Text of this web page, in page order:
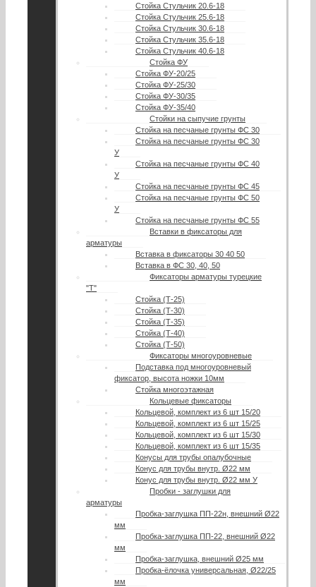
Стойка Стульчик 20.6-18
Стойка Стульчик 25.6-18
Стойка Стульчик 30.6-18
Стойка Стульчик 35.6-18
Стойка Стульчик 40.6-18
Стойка ФУ
Стойка ФУ-20/25
Стойка ФУ-25/30
Стойка ФУ-30/35
Стойка ФУ-35/40
Стойки на сыпучие грунты
Стойка на песчаные грунты ФС 30
Стойка на песчаные грунты ФС 30
У
Стойка на песчаные грунты ФС 40
У
Стойка на песчаные грунты ФС 45
Стойка на песчаные грунты ФС 50
У
Стойка на песчаные грунты ФС 55
Вставки в фиксаторы для
арматуры
Вставка в фиксаторы 30 40 50
Вставка в ФС 30, 40, 50
Фиксаторы арматуры турецкие
"Т"
Стойка (Т-25)
Стойка (Т-30)
Стойка (Т-35)
Стойка (Т-40)
Стойка (Т-50)
Фиксаторы многоуровневые
Подставка под многоуровневый
фиксатор, высота ножки 10мм
Стойка многоэтажная
Кольцевые фиксаторы
Кольцевой, комплект из 6 шт 15/20
Кольцевой, комплект из 6 шт 15/25
Кольцевой, комплект из 6 шт 15/30
Кольцевой, комплект из 6 шт 15/35
Конусы для трубы опалубочные
Конус для трубы внутр. Ø22 мм
Конус для трубы внутр. Ø22 мм У
Пробки - заглушки для
арматуры
Пробка-заглушка ПП-22н, внешний Ø22
мм
Пробка-заглушка ПП-22, внешний Ø22
мм
Пробка-заглушка, внешний Ø25 мм
Пробка-ёлочка универсальная, Ø22/25
мм